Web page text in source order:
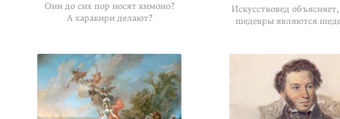
Они до сих пор носят кимоно?
А харакири делают?
Искусствовед
шедевры являются